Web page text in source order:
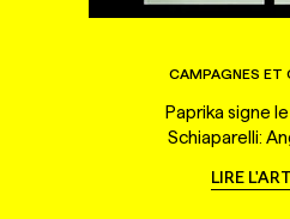
CAMPAGNES ET
Paprika signe
Schiaparelli:
LIRE